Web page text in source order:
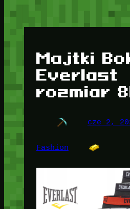
Majtki
Everlast
rozmiar
cze 2,
Fashion